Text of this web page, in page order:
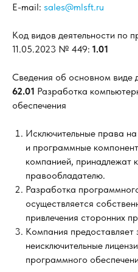
E-mail: sales@mlsft.ru
Код видов деятельности по
11.05.2023 № 449: 1.01
Сведения об основном
62.01 Разработка
обеспечения
Исключительные права
и программные
компанией, принадлежат
правообладателю.
Разработка
осуществляется
привлечения сторонних
Компания предоставляет
неисключительные
программного